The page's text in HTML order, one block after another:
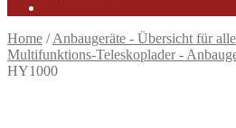
Home /Anbaugeräte - Übersicht für
Multifunktions-Teleskoplader -
HY1000